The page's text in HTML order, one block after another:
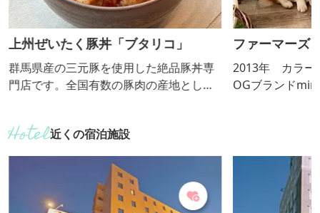
上州ぜいたく豚丼「ブタリコ」
群馬県産の三元豚を使用した絶品豚丼専
門店です。全国有数の豚肉の産地として
凍を一切しない「チルド肉」を網焼きす
ることで、豚肉本来の旨味を存分に引き
出し、贅沢な味わいを実現しました。
オープンから1週間で2,000食が売り切れ
るほどの超人気店です。
ファーマーズ
2013年 カラー
OGブランド
野菜をたっぷり
カフェもありま
近くの宿泊施設